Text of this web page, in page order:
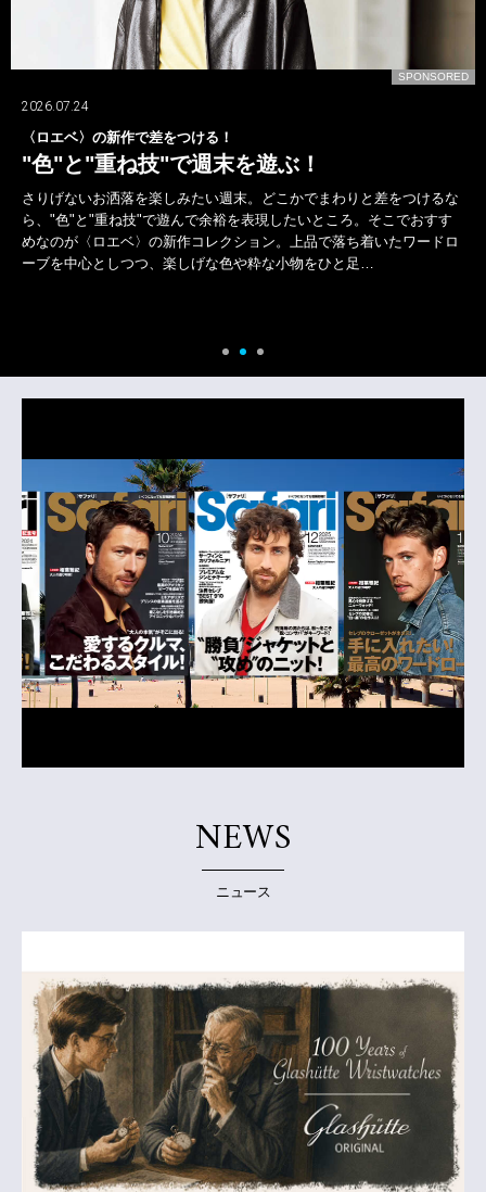
りと差をつけるな
。そこでおすす
ち着いたワードロ
足…
テカりに打ち勝つ美容液が決め手に!?
アワードで選手たちの格好よさを
〈SHISEIDO MEN〉！
シーズン中に活躍した選手並びにチームを讃える
SHOW 2025-26”。受賞者たちは華々しくランウェイ
らしくスタイリッシュなビジュアルの舞台裏には、“
NEWS
ニュース